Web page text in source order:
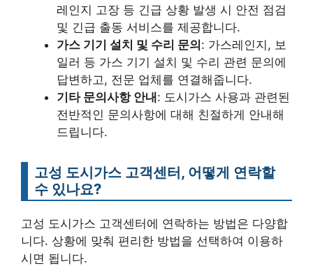
레인지 고장 등 긴급 상황 발생 시 안전 점검
및 긴급 출동 서비스를 제공합니다.
가스 기기 설치 및 수리 문의: 가스레인지, 보
일러 등 가스 기기 설치 및 수리 관련 문의에
답변하고, 전문 업체를 연결해줍니다.
기타 문의사항 안내: 도시가스 사용과 관련된
전반적인 문의사항에 대해 친절하게 안내해
드립니다.
고성 도시가스 고객센터, 어떻게 연락할
수 있나요?
고성 도시가스 고객센터에 연락하는 방법은 다양합
니다. 상황에 맞춰 편리한 방법을 선택하여 이용하
시면 됩니다.